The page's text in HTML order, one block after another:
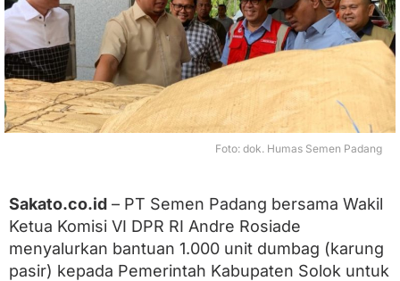
a
n
P
a
s
c
a
b
B
a
n
d
Foto: dok. Humas Semen Padang
Sakato.co.id – PT Semen Padang bersama Wakil
Ketua Komisi VI DPR RI Andre Rosiade
menyalurkan bantuan 1.000 unit dumbag (karung
pasir) kepada Pemerintah Kabupaten Solok untuk